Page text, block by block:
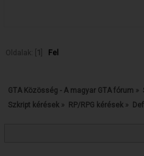
Oldalak: [ 1 Fel
GTA Közösség - A magyar GTA fórum »
Szkript kérések » RP/RPG kérések»